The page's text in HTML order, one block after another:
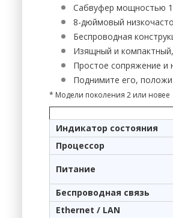
Сабвуфер мощностью
8-дюймовый
Беспроводная
Изящный и
Простое сопряжение и
Поднимите его,
* Модели поколения 2 или новее
Индикатор состояния
Процессор
Питание
Беспроводная связь
Ethernet / LAN